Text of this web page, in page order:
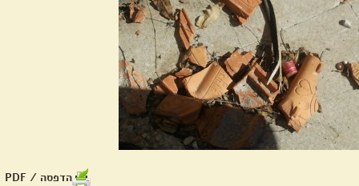
הדפסה / PDF